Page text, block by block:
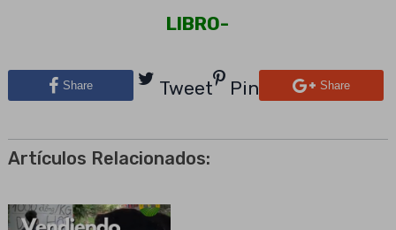
LIBRO-
Share Tweet Pin Share
Artículos Relacionados: